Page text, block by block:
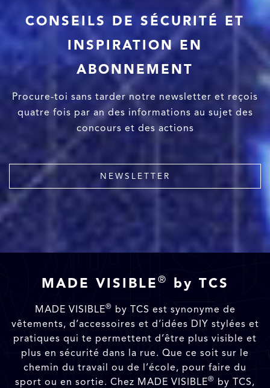
CONSEILS DE SÉCURITÉ ET
INSPIRATION EN
ABONNEMENT
Procure-toi sans tarder notre newsletter et reçois
quatre fois par an des informations au sujet des
concours et des actions
NEWSLETTER
MADE VISIBLE ® by TCS
MADE VISIBLE® by TCS est synonyme de
vêtements, d’accessoires et d’idées DIY stylées et
pratiques qui te permettent d’être plus visible et
plus en sécurité dans la rue. Que ce soit sur le
chemin du travail ou de l’école, pour faire du
sport ou en sortie. Chez MADE VISIBLE® by TCS,